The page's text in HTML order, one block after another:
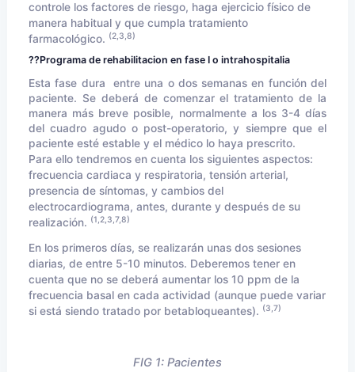
controle los factores de riesgo, haga ejercicio físico de
manera habitual y que cumpla tratamiento
farmacológico. (2,3,8)
??Programa de rehabilitacion en fase I o intrahospitalia
Esta fase dura entre una o dos semanas en función del
paciente. Se deberá de comenzar el tratamiento de la
manera más breve posible, normalmente a los 3-4 días
del cuadro agudo o post-operatorio, y siempre que el
paciente esté estable y el médico lo haya prescrito.
Para ello tendremos en cuenta los siguientes aspectos:
frecuencia cardiaca y respiratoria, tensión arterial,
presencia de síntomas, y cambios del
electrocardiograma, antes, durante y después de su
realización. (1,2,3,7,8)
En los primeros días, se realizarán unas dos sesiones
diarias, de entre 5-10 minutos. Deberemos tener en
cuenta que no se deberá aumentar los 10 ppm de la
frecuencia basal en cada actividad (aunque puede variar
si está siendo tratado por betabloqueantes). (3,7)
FIG 1: Pacientes